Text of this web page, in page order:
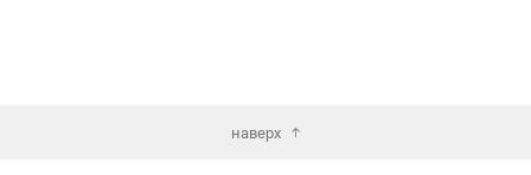
наверх